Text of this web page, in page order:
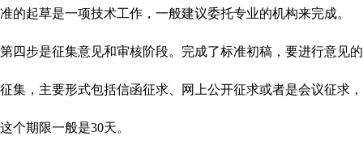
准的起草是一项技术工作，一般建议委托专业的机构来完成。
第四步是征集意见和审核阶段。完成了标准初稿，要进行意见的
征集，主要形式包括信函征求、网上公开征求或者是会议征求，
这个期限一般是30天。